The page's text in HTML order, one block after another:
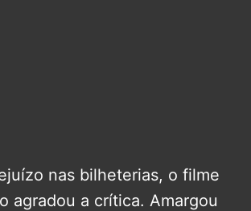
nas bilheterias, o filme
agradou a crítica. Amargou